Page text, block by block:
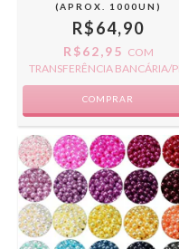
(APROX. 1000UN)
R$64,90
R$62,95 COM
TRANSFERÊNCIA BANCÁRIA/
COMPRAR